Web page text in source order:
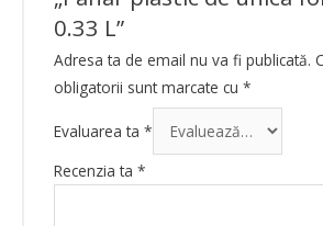
0.33 L”
Adresa ta de email nu va fi publicată.
obligatorii sunt marcate cu*
Evaluarea ta*
Recenzia ta*